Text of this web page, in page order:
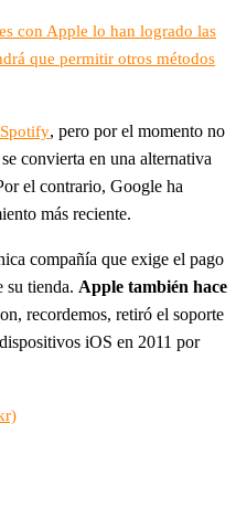
con Apple lo han logrado las
que permitir otros métodos
, pero por el momento no
convierta en una alternativa
el contrario, Google ha
más reciente.
compañía que exige el pago
su tienda. Apple también hace
recordemos, retiró el soporte
iOS en 2011 por